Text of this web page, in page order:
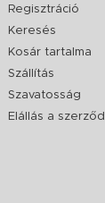
Regisztráció
Keresés
Kosár tartalma
Szállítás
Szavatosság
Elállás a